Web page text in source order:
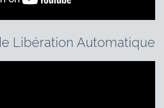
Libération Automatique